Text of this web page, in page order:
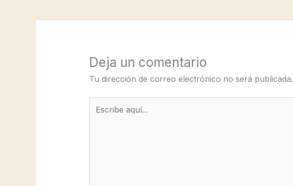
Deja un comentario
Tu dirección de correo electrónico no será publicada.
aquí...